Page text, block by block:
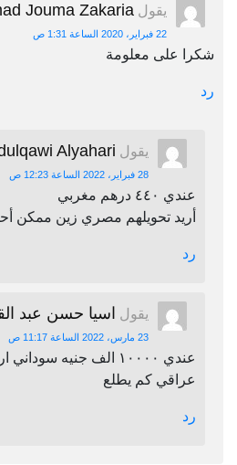
يقول Jouma Zakaria
22 فبراير، 2020 الساعة 1:31 ص
شكرا على معلومة
رد
يقول Alyahari
28 فبراير، 2022 الساعة 12:23 ص
عندي ٤٤٠ درهم مغربي
أريد تحويلهم مصري زين ممكن
رد
يقول اسيا حسن عبد
23 مارس، 2022 الساعة 11:17 ص
عندي ١٠٠٠٠ الف جنيه
عراقي كم يطلع
رد